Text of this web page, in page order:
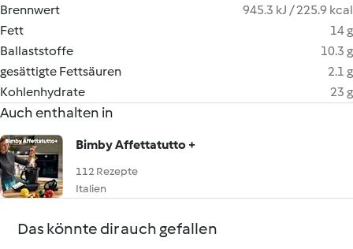
Brennwert
945.3 kJ / 225.9 kcal
Fett
14 g
Ballaststoffe
10.3 g
gesättigte Fettsäuren
2.1 g
Kohlenhydrate
23 g
Auch enthalten in
Bimby Affettatutto +
112 Rezepte
Italien
Das könnte dir auch gefallen